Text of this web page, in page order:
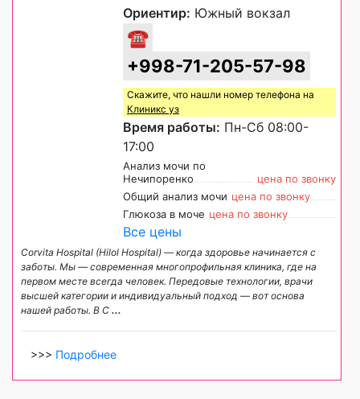
Ориентир: Южный вокзал
☎
+998-71-205-57-98
Скажите, что нашли номер телефона на
Клиникс уз
Время работы: Пн-Сб 08:00-
17:00
Анализ мочи по
Нечипоренко
цена по звонку
Общий анализ мочи цена по звонку
Глюкоза в моче цена по звонку
Все цены
Corvita Hospital (Hilol Hospital) — когда здоровье начинается с
заботы. Мы — современная многопрофильная клиника, где на
первом месте всегда человек. Передовые технологии, врачи
высшей категории и индивидуальный подход — вот основа
нашей работы. В C ...
>>> Подробнее